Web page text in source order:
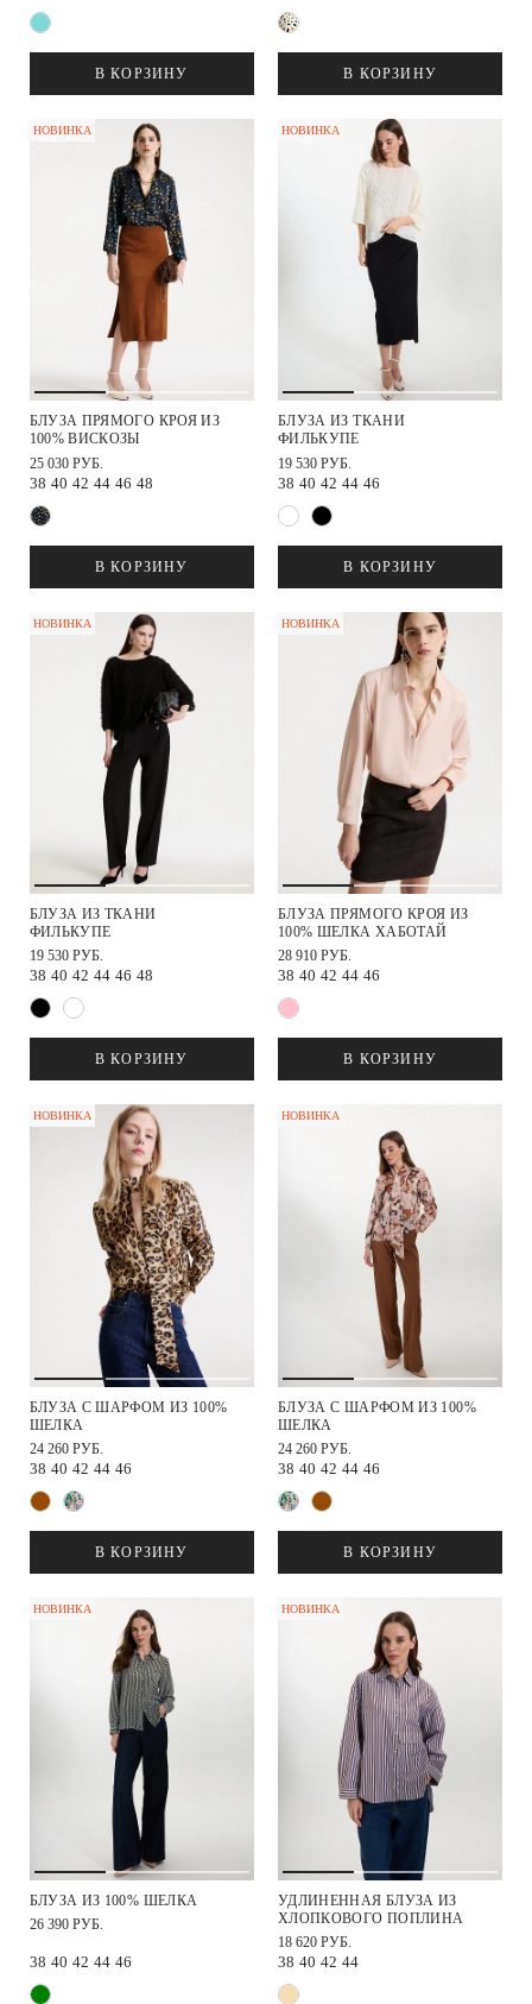
В КОРЗИНУ В КОРЗИНУ
НОВИНКА
БЛУЗА ПРЯМОГО КРОЯ ИЗ
100% ВИСКОЗЫ
25 030 РУБ.
38 40 42 44 46 48
В КОРЗИНУ
НОВИНКА
БЛУЗА ИЗ ТКАНИ
ФИЛЬКУПЕ
19 530 РУБ.
38 40 42 44 46
В КОРЗИНУ
НОВИНКА
БЛУЗА ИЗ ТКАНИ
ФИЛЬКУПЕ
19 530 РУБ.
38 40 42 44 46 48
В КОРЗИНУ
НОВИНКА
БЛУЗА ПРЯМОГО КРОЯ ИЗ
100% ШЕЛКА ХАБОТАЙ
28 910 РУБ.
38 40 42 44 46
В КОРЗИНУ
НОВИНКА
БЛУЗА С ШАРФОМ ИЗ 100%
ШЕЛКА
24 260 РУБ.
38 40 42 44 46
В КОРЗИНУ
НОВИНКА
БЛУЗА С ШАРФОМ ИЗ 100%
ШЕЛКА
24 260 РУБ.
38 40 42 44 46
В КОРЗИНУ
НОВИНКА
БЛУЗА ИЗ 100% ШЕЛКА
26 390 РУБ.
38 40 42 44 46
НОВИНКА
УДЛИНЕННАЯ БЛУЗА ИЗ
ХЛОПКОВОГО ПОПЛИНА
18 620 РУБ.
38 40 42 44